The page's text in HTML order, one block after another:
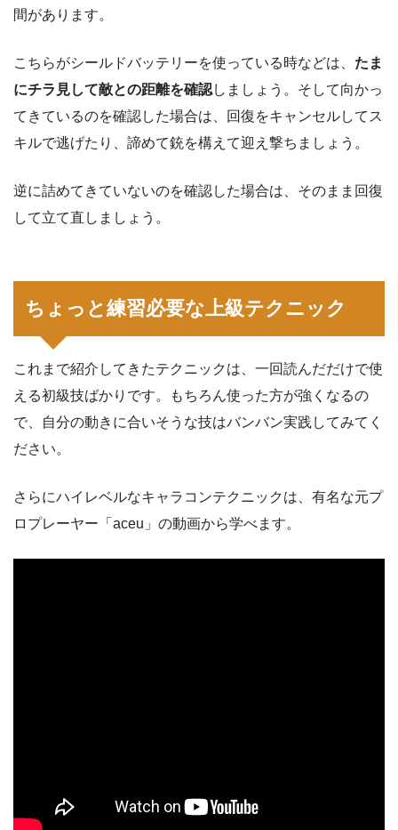
間があります。
こちらがシールドバッテリーを使っている時などは、 たま
にチラ見して敵との距離を確認しましょう。そして向かっ
てきているのを確認した場合は、回復をキャンセルしてス
キルで逃げたり、諦めて銃を構えて迎え撃ちましょう。
逆に詰めてきていないのを確認した場合は、そのまま回復
して立て直しましょう。
ちょっと練習必要な上級テクニック
これまで紹介してきたテクニックは、一回読んだだけで使
える初級技ばかりです。もちろん使った方が強くなるの
で、自分の動きに合いそうな技はバンバン実践してみてく
ださい。
さらにハイレベルなキャラコンテクニックは、有名な元プ
ロプレーヤー「aceu」の動画から学べます。